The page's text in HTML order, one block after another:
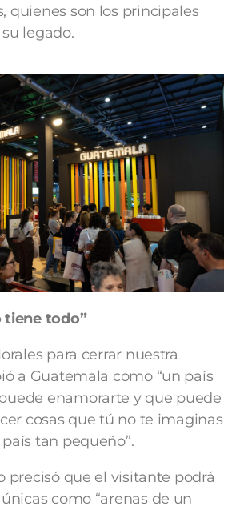
quienes son los principales
legado.
tiene todo”
para cerrar nuestra
a Guatemala como “un país
enamorarte y que puede
cosas que tú no te imaginas
tan pequeño”.
precisó que el visitante podrá
como “arenas de un